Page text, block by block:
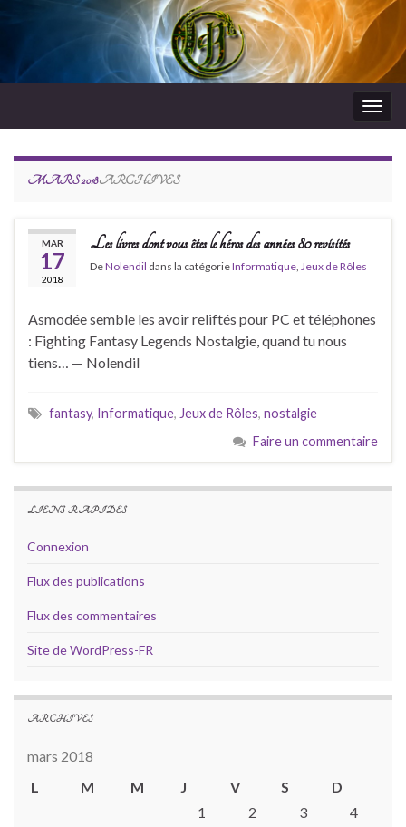
MARS 2018ARCHIVES
MAR
17
2018
Les livres dont vous êtes le héros des années 80 revisités
DeNolendil dans la catégorieInformatique, Jeux de Rôles
Asmodée semble les avoir reliftés pour PC et téléphones
: Fighting Fantasy Legends Nostalgie, quand tu nous
tiens… — Nolendil
fantasy, Informatique, Jeux de Rôles, nostalgie
Faire un commentaire
LIENS RAPIDES
Connexion
Flux des publications
Flux des commentaires
Site de WordPress-FR
ARCHIVES
mars 2018
L
M M J V S
D
1
2 3
4